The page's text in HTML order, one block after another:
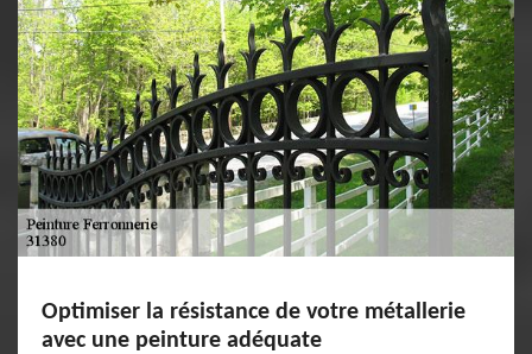
Optimiser la résistance de votre métallerie
avec une peinture adéquate